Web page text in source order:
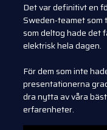
Det var definitivt en
Sweden-teamet som
som deltog hade det
elektrisk hela dagen.
För dem som inte
presentationerna
dra nytta av våra
erfarenheter.